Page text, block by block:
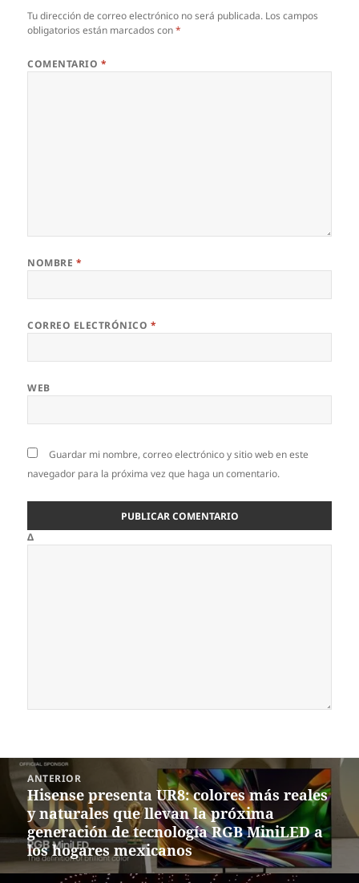
Tu dirección de correo electrónico no será publicada. Los campos
obligatorios están marcados con*
COMENTARIO *
NOMBRE *
CORREO ELECTRÓNICO *
WEB
Guardar mi nombre, correo electrónico y sitio web en este
navegador para la próxima vez que haga un comentario.
Δ
Navegación
de
entradas
ANTERIOR
Entrada
anterior:
Hisense presenta UR8: colores más reales
y naturales que llevan la próxima
generación de tecnología RGB MiniLED a
los hogares mexicanos